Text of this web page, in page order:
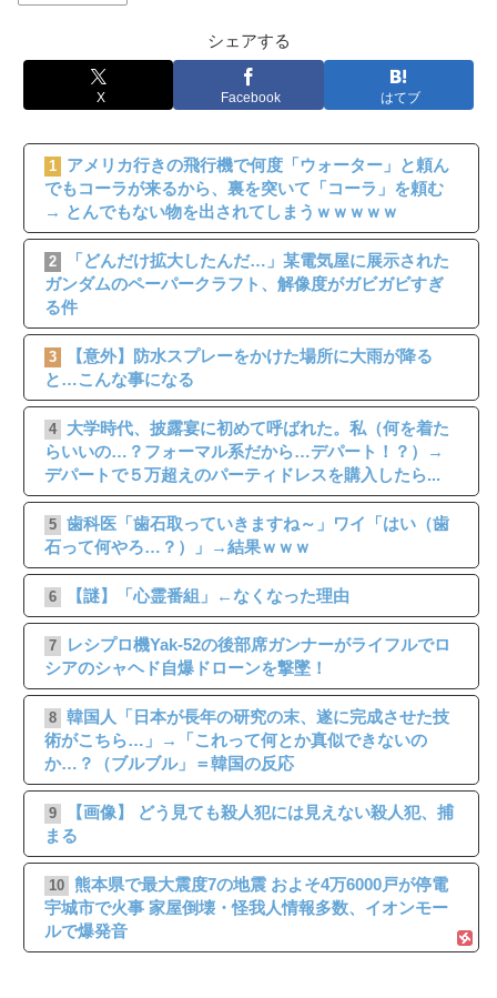
シェアする
X Facebook はてブ
1
アメリカ行きの飛行機で何度「ウォーター」と頼ん
でもコーラが来るから、裏を突いて「コーラ」を頼む
→ とんでもない物を出されてしまうｗｗｗｗｗ
2
「どんだけ拡大したんだ…」某電気屋に展示された
ガンダムのペーパークラフト、解像度がガビガビすぎ
る件
3
【意外】防水スプレーをかけた場所に大雨が降る
と…こんな事になる
4
大学時代、披露宴に初めて呼ばれた。私（何を着た
らいいの…？フォーマル系だから…デパート！？）→
デパートで５万超えのパーティドレスを購入したら...
5 歯科医「歯石取っていきますね～」ワイ「はい（歯
石って何やろ…？）」→結果ｗｗｗ
6 【謎】「心霊番組」←なくなった理由
7
レシプロ機Yak-52の後部席ガンナーがライフルでロ
シアのシャヘド自爆ドローンを撃墜！
8 韓国人「日本が長年の研究の末、遂に完成させた技
術がこちら…」→「これって何とか真似できないの
か…？（ブルブル」＝韓国の反応
9
【画像】 どう見ても殺人犯には見えない殺人犯、捕
まる
10 熊本県で最大震度7の地震 およそ4万6000戸が停電
宇城市で火事 家屋倒壊・怪我人情報多数、イオンモー
ルで爆発音